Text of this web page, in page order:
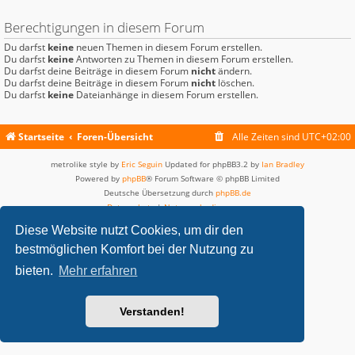
Diese Website nutzt Cookies, um dir den
bestmöglichen Komfort bei der Nutzung zu
bieten. Mehr erfahren
Verstanden!
Berechtigungen in diesem Forum
Du darfst keine neuen Themen in diesem Forum erstellen.
Du darfst keineAntworten zu Themen in diesem Forum erstellen.
Du darfst deine Beiträge in diesem Forum nichtändern.
Du darfst deine Beiträge in diesem Forum nicht löschen.
Du darfst keine Dateianhänge in diesem Forum erstellen.
Startseite Foren-Übersicht Alle Zeiten sind UTC+02:00
metrolike style by Eric Seguin Updated for phpBB3.2 by Ian Bradley
Powered by phpBB® Forum Software © phpBB Limited
Deutsche Übersetzung durch phpBB.de
Datenschutz|Nutzungsbedingungen